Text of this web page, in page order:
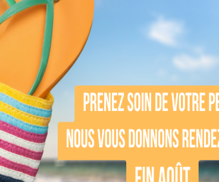
séance en tout confort. À la fin, la
invasif. Le patient n’est pas
amis, manger ce qu’il souhaite
vie pour optimiser le traitement,